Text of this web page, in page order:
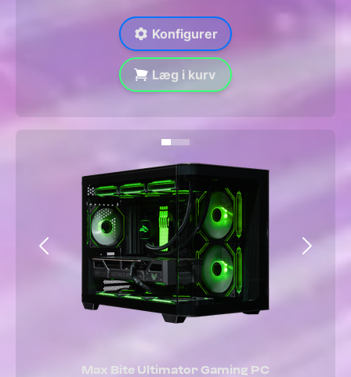
Konfigurer
Læg i kurv
Max Bite Ultimator Gaming PC